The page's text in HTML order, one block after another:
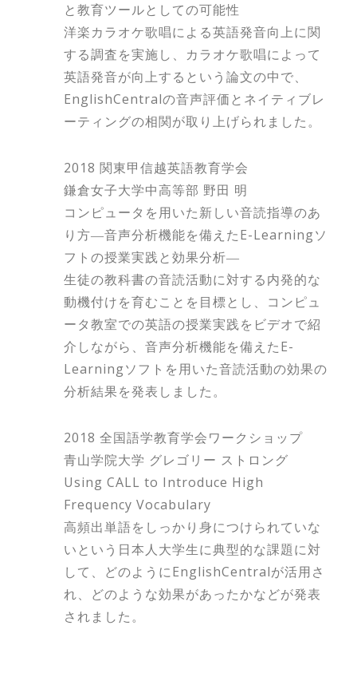
と教育ツールとしての可能性
洋楽カラオケ歌唱による英語発音向上に関
する調査を実施し、カラオケ歌唱によって
英語発音が向上するという論文の中で、
EnglishCentralの音声評価とネイティブレ
ーティングの相関が取り上げられました。
2018 関東甲信越英語教育学会
鎌倉女子大学中高等部 野田 明
コンピュータを用いた新しい音読指導のあ
り方―音声分析機能を備えたE-Learningソ
フトの授業実践と効果分析―
生徒の教科書の音読活動に対する内発的な
動機付けを育むことを目標とし、コンピュ
ータ教室での英語の授業実践をビデオで紹
介しながら、音声分析機能を備えたE-
Learningソフトを用いた音読活動の効果の
分析結果を発表しました。
2018 全国語学教育学会ワークショップ
青山学院大学 グレゴリー ストロング
Using CALL to Introduce High
Frequency Vocabulary
高頻出単語をしっかり身につけられていな
いという日本人大学生に典型的な課題に対
して、どのようにEnglishCentralが活用さ
れ、どのような効果があったかなどが発表
されました。